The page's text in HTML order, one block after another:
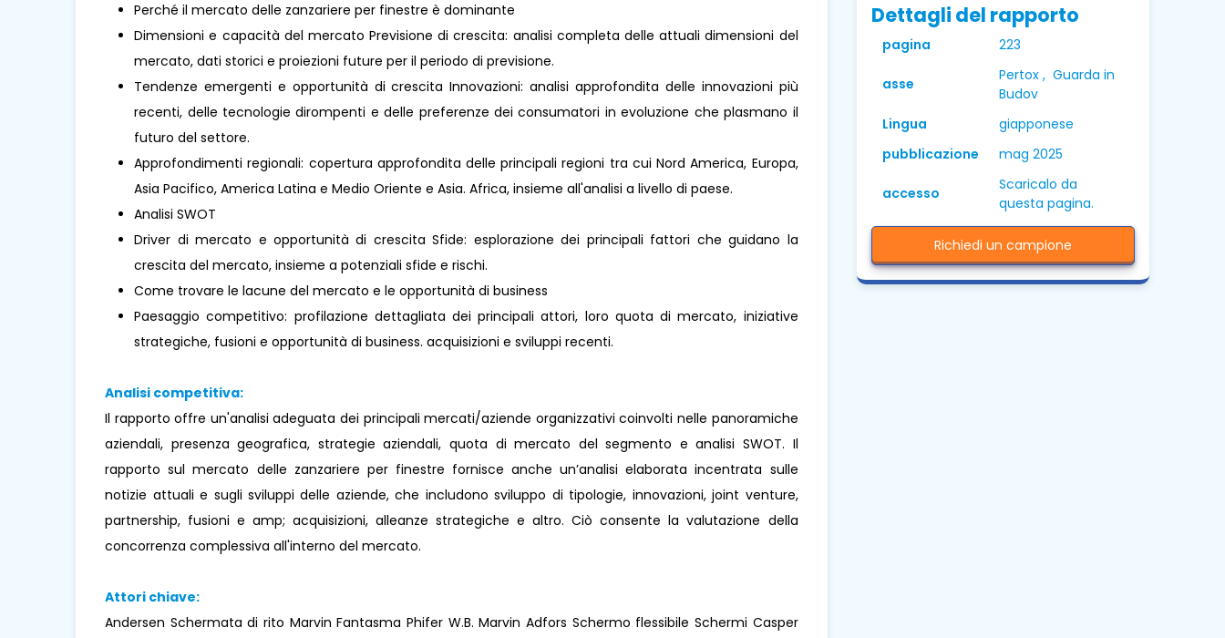
Perché il mercato delle zanzariere per finestre è dominante
Dimensioni e capacità del mercato Previsione di crescita: analisi completa delle attuali dimensioni del
mercato, dati storici e proiezioni future per il periodo di previsione.
Tendenze emergenti e opportunità di crescita Innovazioni: analisi approfondita delle innovazioni più
recenti, delle tecnologie dirompenti e delle preferenze dei consumatori in evoluzione che plasmano il
futuro del settore.
Approfondimenti regionali: copertura approfondita delle principali regioni tra cui Nord America, Europa,
Asia Pacifico, America Latina e Medio Oriente e Asia. Africa, insieme all'analisi a livello di paese.
Analisi SWOT
Driver di mercato e opportunità di crescita Sfide: esplorazione dei principali fattori che guidano la
crescita del mercato, insieme a potenziali sfide e rischi.
Come trovare le lacune del mercato e le opportunità di business
Paesaggio competitivo: profilazione dettagliata dei principali attori, loro quota di mercato, iniziative
strategiche, fusioni e opportunità di business. acquisizioni e sviluppi recenti.
Analisi competitiva:
Il rapporto offre un'analisi adeguata dei principali mercati/aziende organizzativi coinvolti nelle panoramiche
aziendali, presenza geografica, strategie aziendali, quota di mercato del segmento e analisi SWOT. Il
rapporto sul mercato delle zanzariere per finestre fornisce anche un’analisi elaborata incentrata sulle
notizie attuali e sugli sviluppi delle aziende, che includono sviluppo di tipologie, innovazioni, joint venture,
partnership, fusioni e amp; acquisizioni, alleanze strategiche e altro. Ciò consente la valutazione della
concorrenza complessiva all'interno del mercato.
Attori chiave:
Andersen Schermata di rito Marvin Fantasma Phifer W.B. Marvin Adfors Schermo flessibile Schermi Casper
Dettagli del rapporto
pagina 223
asse
Pertox , Guarda in
Budov
Lingua
giapponese
pubblicazione
mag 2025
accesso
Scaricalo da
questa pagina.
Richiedi un campione